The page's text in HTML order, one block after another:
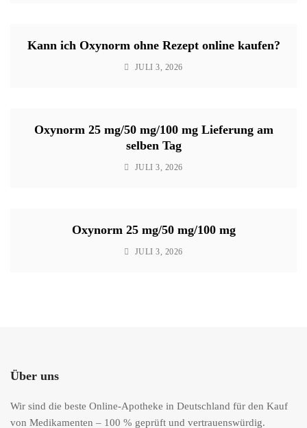
Kann ich Oxynorm ohne Rezept online kaufen?
JULI 3, 2026
Oxynorm 25 mg/50 mg/100 mg Lieferung am
selben Tag
JULI 3, 2026
Oxynorm 25 mg/50 mg/100 mg
JULI 3, 2026
Über uns
Wir sind die beste Online-Apotheke in Deutschland für den Kauf
von Medikamenten – 100 % geprüft und vertrauenswürdig.